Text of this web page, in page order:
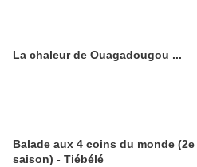
La chaleur de Ouagadougou ...
Balade aux 4 coins du monde (2e
saison) - Tiébélé